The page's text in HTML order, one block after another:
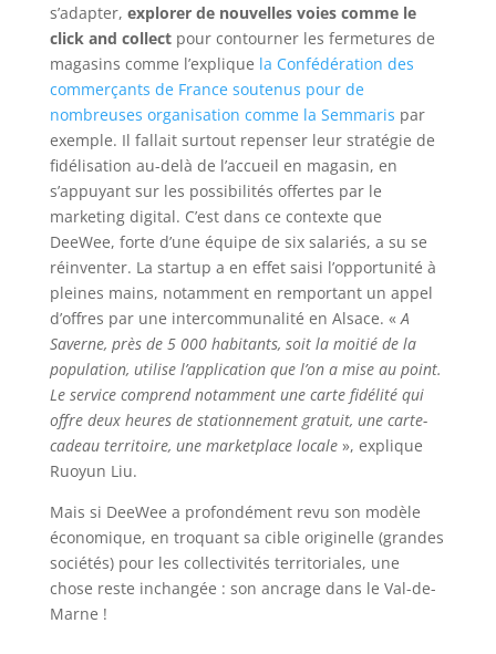
s’adapter, explorer de nouvelles voies comme le
click and collectpour contourner les fermetures de
magasins comme l’explique la Confédération des
commerçants de France soutenus pour de
nombreuses organisation comme la Semmaris par
exemple. Il fallait surtout repenser leur stratégie de
fidélisation au-delà de l’accueil en magasin, en
s’appuyant sur les possibilités offertes par le
marketing digital. C’est dans ce contexte que
DeeWee, forte d’une équipe de six salariés, a su se
réinventer. La startup a en effet saisi l’opportunité à
pleines mains, notamment en remportant un appel
d’offres par une intercommunalité en Alsace. «A
Saverne, près de 5 000 habitants, soit la moitié de la
population, utilise l’application que l’on a mise au point.
Le service comprend notamment une carte fidélité qui
offre deux heures de stationnement gratuit, une carte-
cadeau territoire, une marketplace locale», explique
Ruoyun Liu.
Mais si DeeWee a profondément revu son modèle
économique, en troquant sa cible originelle (grandes
sociétés) pour les collectivités territoriales, une
chose reste inchangée : son ancrage dans le Val-de-
Marne !